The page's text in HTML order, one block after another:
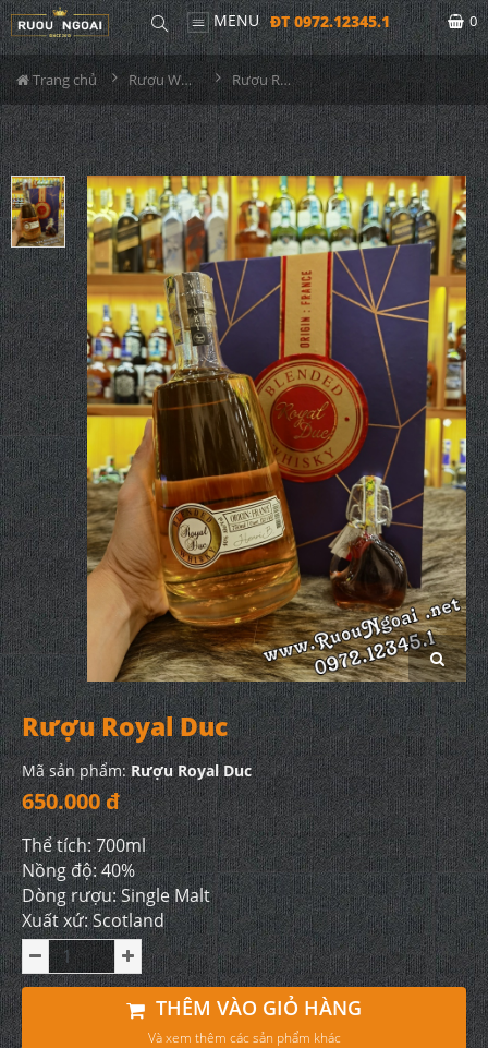
MENU ĐT 0972.12345.1 0
Trang chủ Rượu Whisky Rượu Royal Duc
Rượu Royal Duc
Mã sản phẩm:Rượu Royal Duc
650.000 đ
Thể tích: 700ml
Nồng độ: 40%
Dòng rượu: Single Malt
Xuất xứ: Scotland
THÊM VÀO GIỎ HÀNG
Và xem thêm các sản phẩm khác